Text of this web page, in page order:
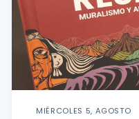
MIÉRCOLES 5, AGOSTO